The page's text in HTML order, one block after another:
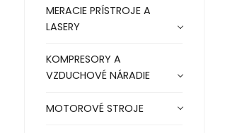
MERACIE PRÍSTROJE A
LASERY
KOMPRESORY A
VZDUCHOVÉ NÁRADIE
MOTOROVÉ STROJE